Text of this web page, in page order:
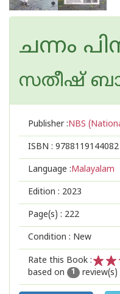
ചന്നം
സതീഷ്
Publisher :NBS
ISBN : 9788119144082
Language :Malayalam
Edition : 2023
Page(s) : 222
Condition : New
Rate this Book :
2
1
based on
1 review(s)